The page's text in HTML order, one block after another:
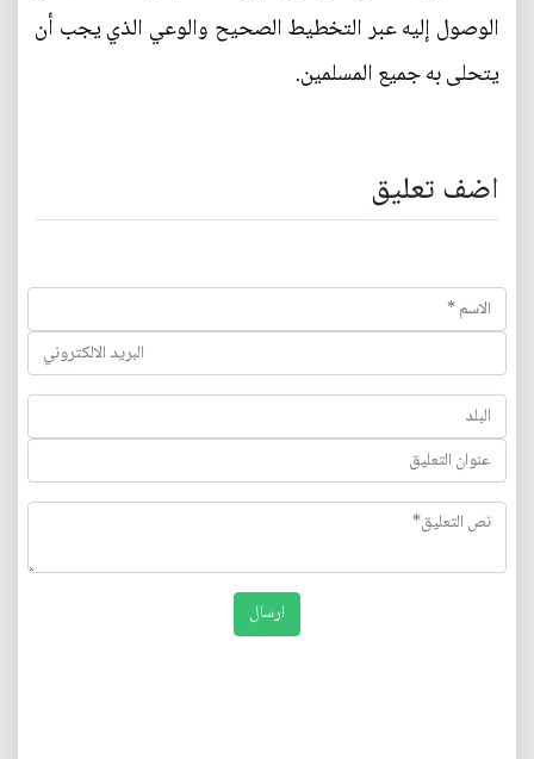
الوصول إليه عبر التخطيط الصحيح والوعي الذي يجب أن
يتحلى به جميع المسلمين.
اضف تعليق